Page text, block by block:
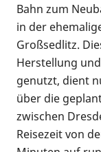
Bahn zum
in der
Großsedlitz.
Herstellung
genutzt, dient
über die
zwischen
Reisezeit von